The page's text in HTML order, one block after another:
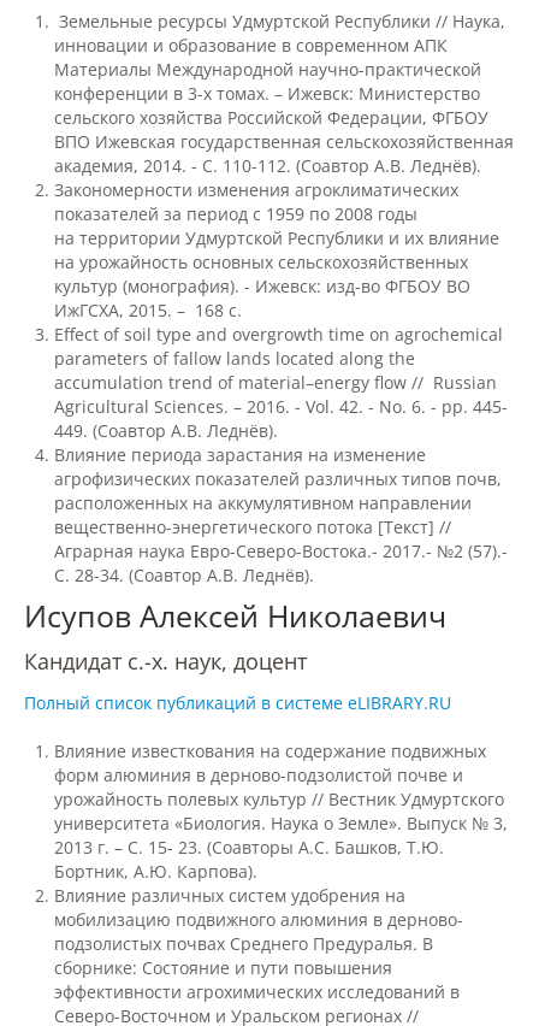
Подразделения
Документы
Федеральные документы
Условия труда на рабочих местах
Закупки
Учебный процесс
Защита персональных данных
Информация о проверках
Учетная политика
Партнеры
Безопасность
Противодействие коррупции
Противодействие терроризму
Земельные ресурсы Удмуртской Республики // Наука,
инновации и образование в современном АПК
Материалы Международной научно-практической
конференции в 3-х томах. – Ижевск: Министерство
сельского хозяйства Российской Федерации, ФГБОУ
ВПО Ижевская государственная сельскохозяйственная
академия, 2014. - С. 110-112. (Соавтор А.В. Леднёв).
Закономерности изменения агроклиматических
показателей за период с 1959 по 2008 годы
на территории Удмуртской Республики и их влияние
на урожайность основных сельскохозяйственных
культур (монография). - Ижевск: изд-во ФГБОУ ВО
ИжГСХА, 2015. – 168 с.
Effect of soil type and overgrowth time on agrochemical
parameters of fallow lands located along the
accumulation trend of material–energy flow // Russian
Agricultural Sciences. – 2016. - Vol. 42. - No. 6. - pp. 445-
449. (Соавтор А.В. Леднёв).
Влияние периода зарастания на изменение
агрофизических показателей различных типов почв,
расположенных на аккумулятивном направлении
вещественно-энергетического потока [Текст] //
Аграрная наука Евро-Северо-Востока.- 2017.- №2 (57).-
С. 28-34. (Соавтор А.В. Леднёв).
Исупов Алексей Николаевич
Кандидат с.-х. наук, доцент
Полный список публикаций в системе eLIBRARY.RU
Влияние известкования на содержание подвижных
форм алюминия в дерново-подзолистой почве и
урожайность полевых культур // Вестник Удмуртского
университета «Биология. Наука о Земле». Выпуск № 3,
2013 г. – С. 15- 23. (Соавторы А.С. Башков, Т.Ю.
Бортник, А.Ю. Карпова).
Влияние различных систем удобрения на
мобилизацию подвижного алюминия в дерново-
подзолистых почвах Среднего Предуралья. В
сборнике: Состояние и пути повышения
эффективности агрохимических исследований в
Северо-Восточном и Уральском регионах //